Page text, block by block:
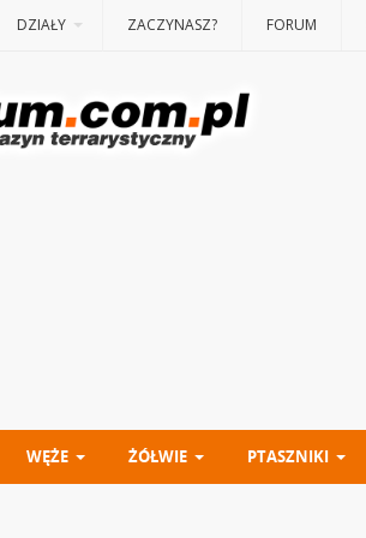
DZIAŁY ZACZYNASZ? FORUM
WĘŻE ŻÓŁWIE PTASZNIKI